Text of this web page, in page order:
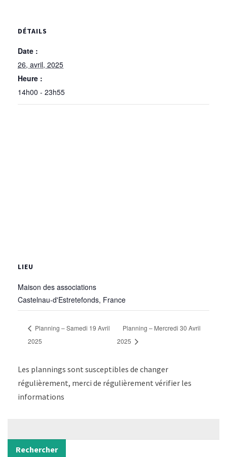
DÉTAILS
Date :
26, avril, 2025
Heure :
14h00 - 23h55
LIEU
Maison des associations
Castelnau-d'Estretefonds, France
Planning – Samedi 19 Avril
2025
Planning – Mercredi 30 Avril
2025
Les plannings sont susceptibles de changer
régulièrement, merci de régulièrement vérifier les
informations
Rechercher